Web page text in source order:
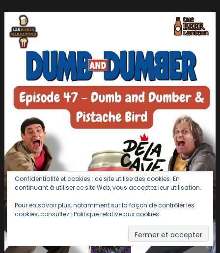
Confidentialité et cookies : ce site utilise des cookies. En
continuant à utiliser ce site Web, vous acceptez leur utilisation.
Pour en savoir plus, notamment sur la façon de contrôler les
cookies, consultez : Politique relative aux cookies